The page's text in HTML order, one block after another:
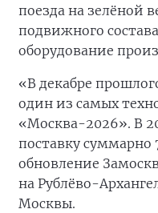
поезда на зелёной
подвижного
оборудование
«В декабре
один из самых
«Москва-2026». В
поставку суммарно
обновление
на Рублёво-
Москвы.